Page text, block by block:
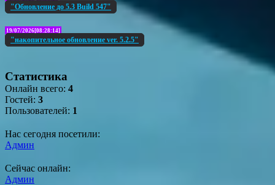
"Обновление до 5.3 Build 547"
19/07/2026[08:28:14]
"накопительное обновление ver. 5.2.5"
Статистика
Онлайн всего: 4
Гостей: 3
Пользователей: 1
Нас сегодня посетили:
Админ
Сейчас онлайн:
Админ